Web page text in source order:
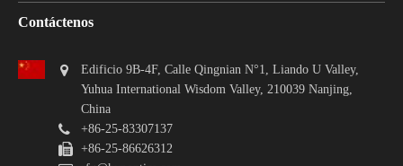
Contáctenos
Edificio 9B-4F, Calle Qingnian N°1, Liando U Valley,
Yuhua International Wisdom Valley, 210039 Nanjing,
China
+86-25-83307137
+86-25-86626312